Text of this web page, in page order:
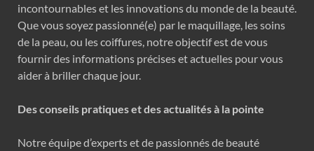
incontournables et les innovations du monde de la beauté.
Que vous soyez passionné(e) par le maquillage, les soins
de la peau, ou les coiffures, notre objectif est de vous
fournir des informations précises et actuelles pour vous
aider à briller chaque jour.
Des conseils pratiques et des actualités à la pointe
Notre équipe d’experts et de passionnés de beauté